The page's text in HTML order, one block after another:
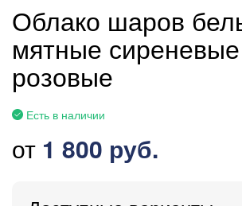
Облако шаров
мятные сиреневые
розовые
Есть в наличии
от 1 800 руб.